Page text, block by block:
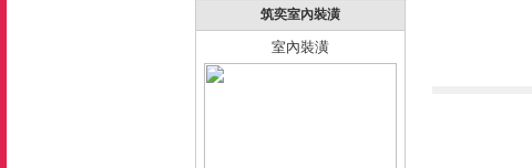
筑奕室內裝潢
室內裝潢